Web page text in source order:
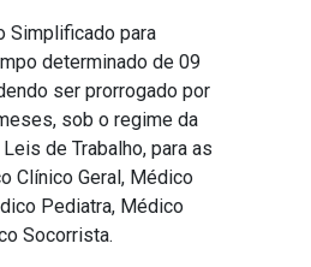
Simplificado para
determinado de 09
ser prorrogado por
sob o regime da
de Trabalho, para as
Clínico Geral, Médico
Pediatra, Médico
Socorrista.